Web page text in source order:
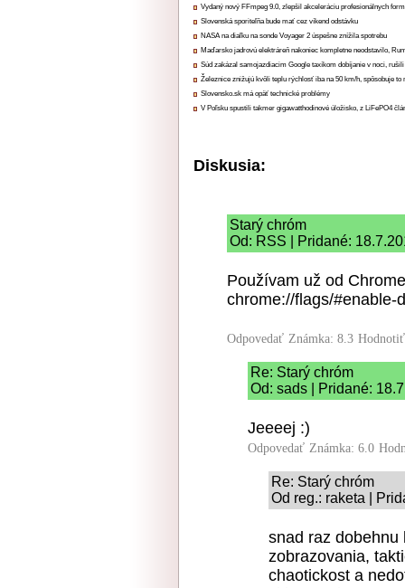
Vydaný nový FFmpeg 9.0, zlepšil akceleráciu profesionálnych
Slovenská sporiteľňa bude mať cez víkend odstávku
NASA na diaľku na sonde Voyager 2 úspešne znížila spotrebu
Maďarsko jadrovú elektráreň nakoniec kompletne neodstavilo,
Súd zakázal samojazdiacim Google taxíkom dobíjanie v noci,
Železnice znižujú kvôli teplu rýchlosť iba na 50 km/h, spôsobuje to
Slovensko.sk má opäť technické problémy
V Poľsku spustili takmer gigawatthodinové úložisko, z LiFePO4
Diskusia:
Starý chróm
Od: RSS | Pridané:
Používam už od
chrome://flags/#enable-
Odpovedať Známka: 8.3
Re: Starý chróm
Od: sads | Pridané:
Jeeeej :)
Odpovedať Známka: 6.0
Re: Starý chróm
Od reg.: raketa |
snad raz dobehnu
zobrazovania,
chaotickost a